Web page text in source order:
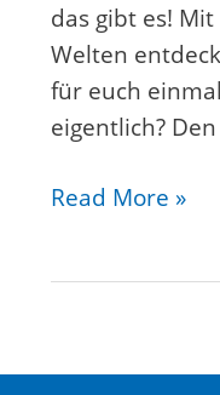
das gibt es!
Welten
für euch
eigentlich?
Read More »